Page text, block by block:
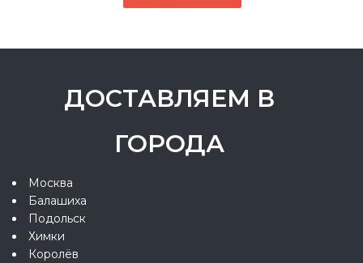
ДОСТАВЛЯЕМ В
ГОРОДА
Москва
Балашиха
Подольск
Химки
Королёв